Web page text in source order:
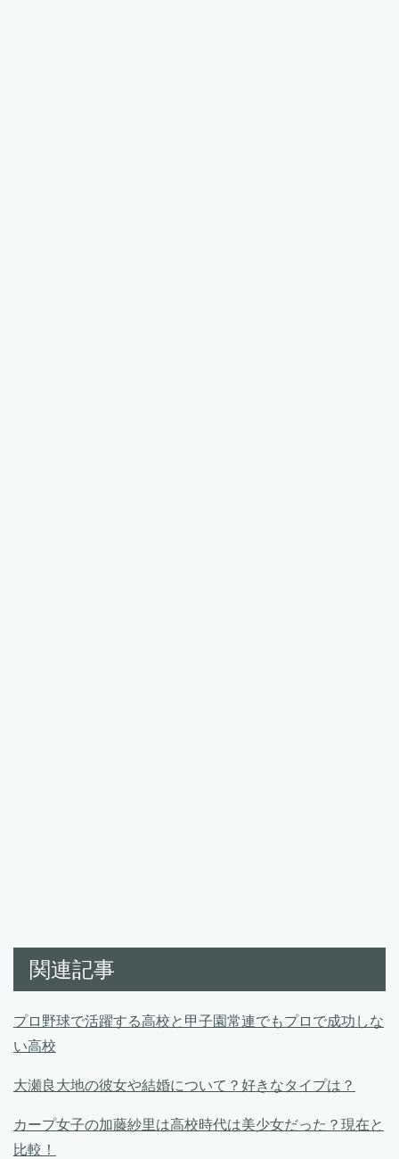
関連記事
プロ野球で活躍する高校と甲子園常連でもプロで成功しな
い高校
大瀬良大地の彼女や結婚について？好きなタイプは？
カープ女子の加藤紗里は高校時代は美少女だった？現在と
比較！